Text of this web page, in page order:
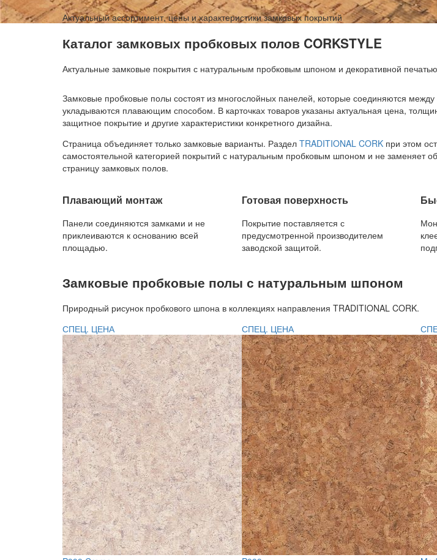
Актуальный ассортимент, цены и характеристики замковых покрытий
Каталог замковых пробковых полов CORKSTYLE
Актуальные замковые покрытия с натуральным пробковым шпоном и декоративной
Замковые пробковые полы состоят из многослойных панелей, которые соединяются между
укладываются плавающим способом. В карточках товаров указаны актуальная цена,
защитное покрытие и другие характеристики конкретного дизайна.
Страница объединяет только замковые варианты. Раздел TRADITIONAL CORK при этом
самостоятельной категорией покрытий с натуральным пробковым шпоном и не заменяет
страницу замковых полов.
Плавающий монтаж
Панели соединяются замками и не
приклеиваются к основанию всей
площадью.
Готовая поверхность
Покрытие поставляется с
предусмотренной производителем
заводской защитой.
Замковые пробковые полы с натуральным шпоном
Природный рисунок пробкового шпона в коллекциях направления TRADITIONAL CORK.
СПЕЦ. ЦЕНА
СПЕЦ. ЦЕНА